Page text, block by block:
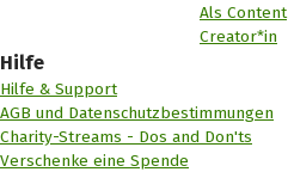
Als Content
Creator*in
Hilfe
Hilfe & Support
AGB und Datenschutzbestimmungen
Charity-Streams - Dos and Don'ts
Verschenke eine Spende